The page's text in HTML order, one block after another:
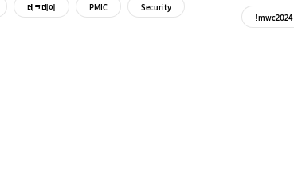
테크데이 PMIC Security
!mwc2024